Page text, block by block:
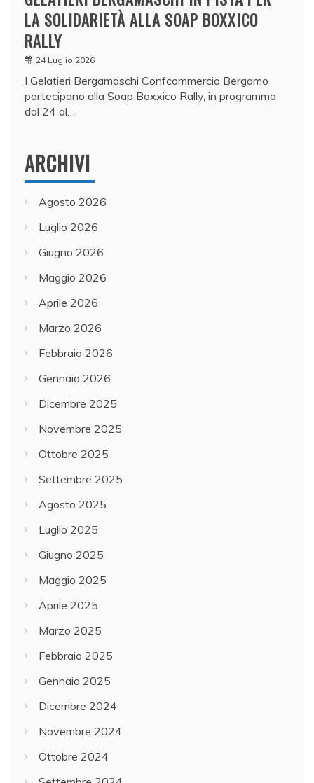
LA SOLIDARIETÀ ALLA SOAP BOXXICO
RALLY
24 Luglio 2026
I Gelatieri Bergamaschi Confcommercio Bergamo
partecipano alla Soap Boxxico Rally, in programma
dal 24 al…
ARCHIVI
Agosto 2026
Luglio 2026
Giugno 2026
Maggio 2026
Aprile 2026
Marzo 2026
Febbraio 2026
Gennaio 2026
Dicembre 2025
Novembre 2025
Ottobre 2025
Settembre 2025
Agosto 2025
Luglio 2025
Giugno 2025
Maggio 2025
Aprile 2025
Marzo 2025
Febbraio 2025
Gennaio 2025
Dicembre 2024
Novembre 2024
Ottobre 2024